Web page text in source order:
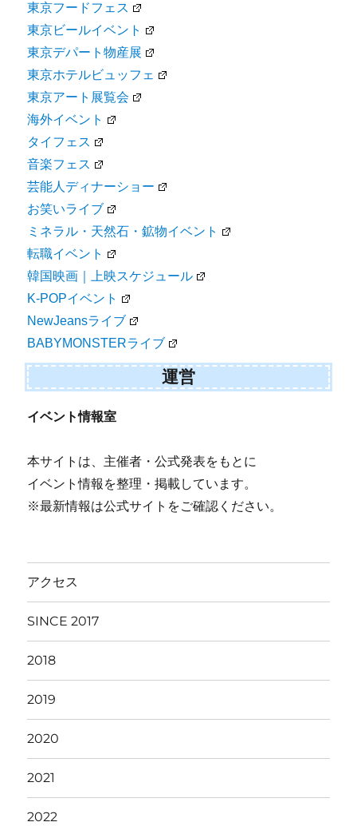
東京フードフェス
東京ビールイベント
東京デパート物産展
東京ホテルビュッフェ
東京アート展覧会
海外イベント
タイフェス
音楽フェス
芸能人ディナーショー
お笑いライブ
ミネラル・天然石・鉱物イベント
転職イベント
韓国映画｜上映スケジュール
K-POPイベント
NewJeansライブ
BABYMONSTERライブ
運営
イベント情報室
本サイトは、主催者・公式発表をもとに
イベント情報を整理・掲載しています。
※最新情報は公式サイトをご確認ください。
アクセス
SINCE 2017
2018
2019
2020
2021
2022